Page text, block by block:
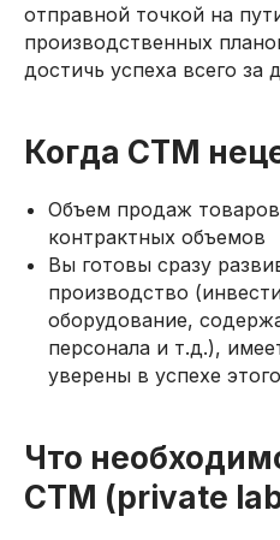
отправной точкой на
производственных
достичь успеха всего за
Когда СТМ
Объем продаж
контрактных объемов
Вы готовы сразу
производство
оборудование,
персонала и т.д.),
уверены в успехе
Что
СТМ (private